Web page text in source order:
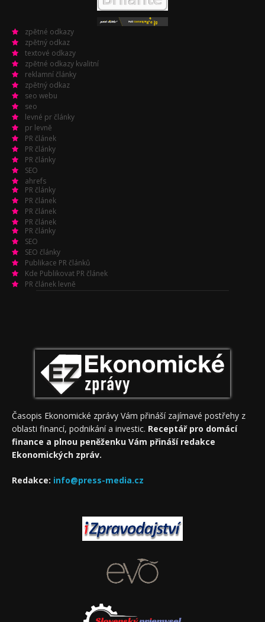
zpětné odkazy
zpětný odkaz
textové odkazy
zpětné odkazy kvalitní
reklamní články
zpětný odkaz
seo webu
seo
levné pr články
pr levně
PR článek
PR články
PR články
SEO
ahrefs
PR články
PR článek
PR článek
PR článek
PR články
SEO
SEO články
Publikace PR článků
Kde Publikovat PR článek
PR článek levně
Časopis Ekonomické zprávy Vám přináší zajímavé postřehy z
oblasti financí, podnikání a investic. Receptář pro domácí
finance a plnou peněženku Vám přináší redakce
Ekonomických zpráv.
Redakce: info@press-media.cz